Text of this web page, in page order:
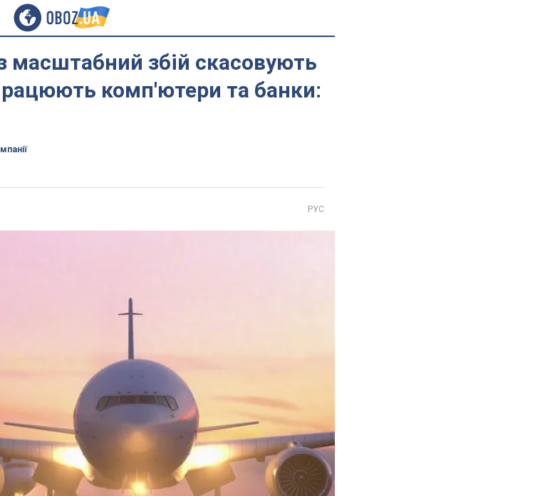
масштабний збій скасовують
комп'ютери та банки:
РУС